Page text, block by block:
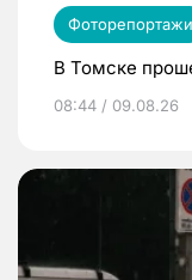
Фоторепортажи
В Томске
08:44 / 09.08.26